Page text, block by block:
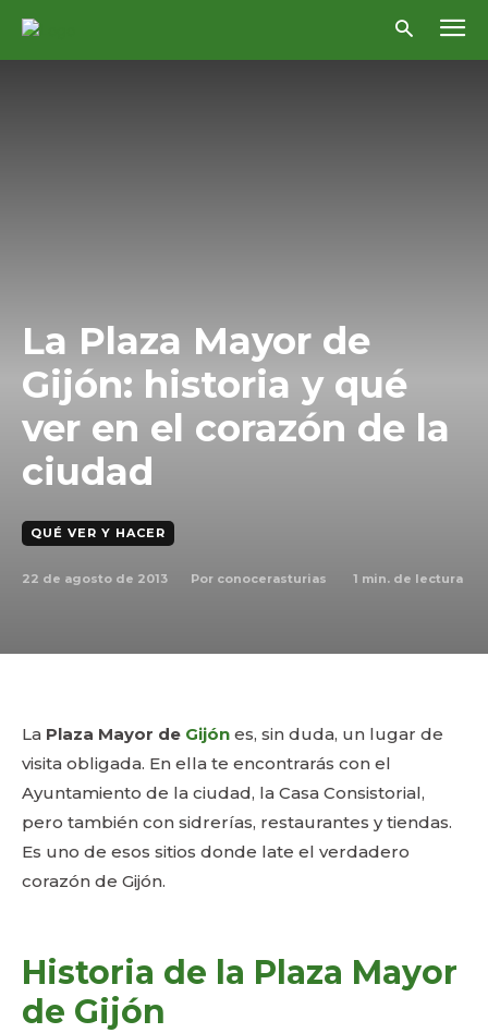
La Plaza Mayor de
Gijón: historia y qué
ver en el corazón de la
ciudad
QUÉ VER Y HACER
22 de agosto de 2013 Por conocerasturias 1 min. de lectura
La Plaza Mayor de Gijón es, sin duda, un lugar de
visita obligada. En ella te encontrarás con el
Ayuntamiento de la ciudad, la Casa Consistorial,
pero también con sidrerías, restaurantes y tiendas.
Es uno de esos sitios donde late el verdadero
corazón de Gijón.
Historia de la Plaza Mayor
de Gijón